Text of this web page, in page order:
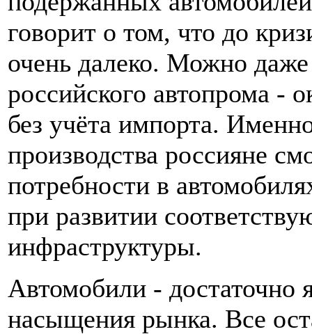
говорит о том, что до
очень далеко. Можно даже
российского автопрома -
без учёта импорта.
производства россияне
потребности в
при развитии
инфраструктуры.
Автомобили - достаточно
насыщения рынка. Все